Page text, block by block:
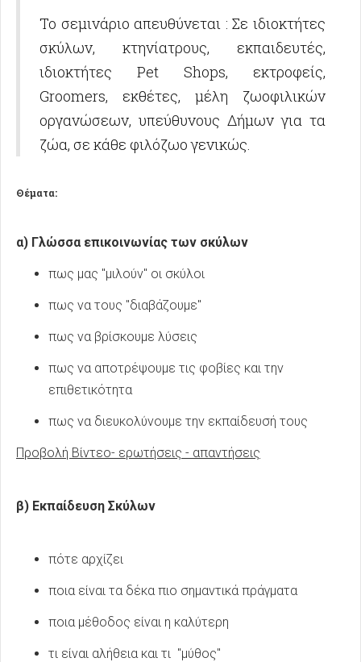
Το σεμινάριο απευθύνεται : Σε ιδιοκτήτες
σκύλων, κτηνίατρους, εκπαιδευτές,
ιδιοκτήτες Pet Shops, εκτροφείς,
Groomers, εκθέτες, μέλη ζωοφιλικών
οργανώσεων, υπεύθυνους Δήμων για τα
ζώα, σε κάθε φιλόζωο γενικώς.
Θέματα:
α) Γλώσσα επικοινωνίας των σκύλων
πως μας "μιλούν" οι σκύλοι
πως να τους "διαβάζουμε"
πως να βρίσκουμε λύσεις
πως να αποτρέψουμε τις φοβίες και την
επιθετικότητα
πως να διευκολύνουμε την εκπαίδευσή τους
Προβολή Βίντεο- ερωτήσεις - απαντήσεις
β) Εκπαίδευση Σκύλων
πότε αρχίζει
ποια είναι τα δέκα πιο σημαντικά πράγματα
ποια μέθοδος είναι η καλύτερη
τι είναι αλήθεια και τι "μύθος"